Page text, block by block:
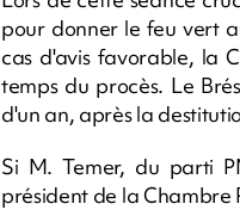
pour donner le feu vert
cas d'avis favorable, la
temps du procès. Le
d'un an, après la
Si M. Temer, du parti
président de la Chambre